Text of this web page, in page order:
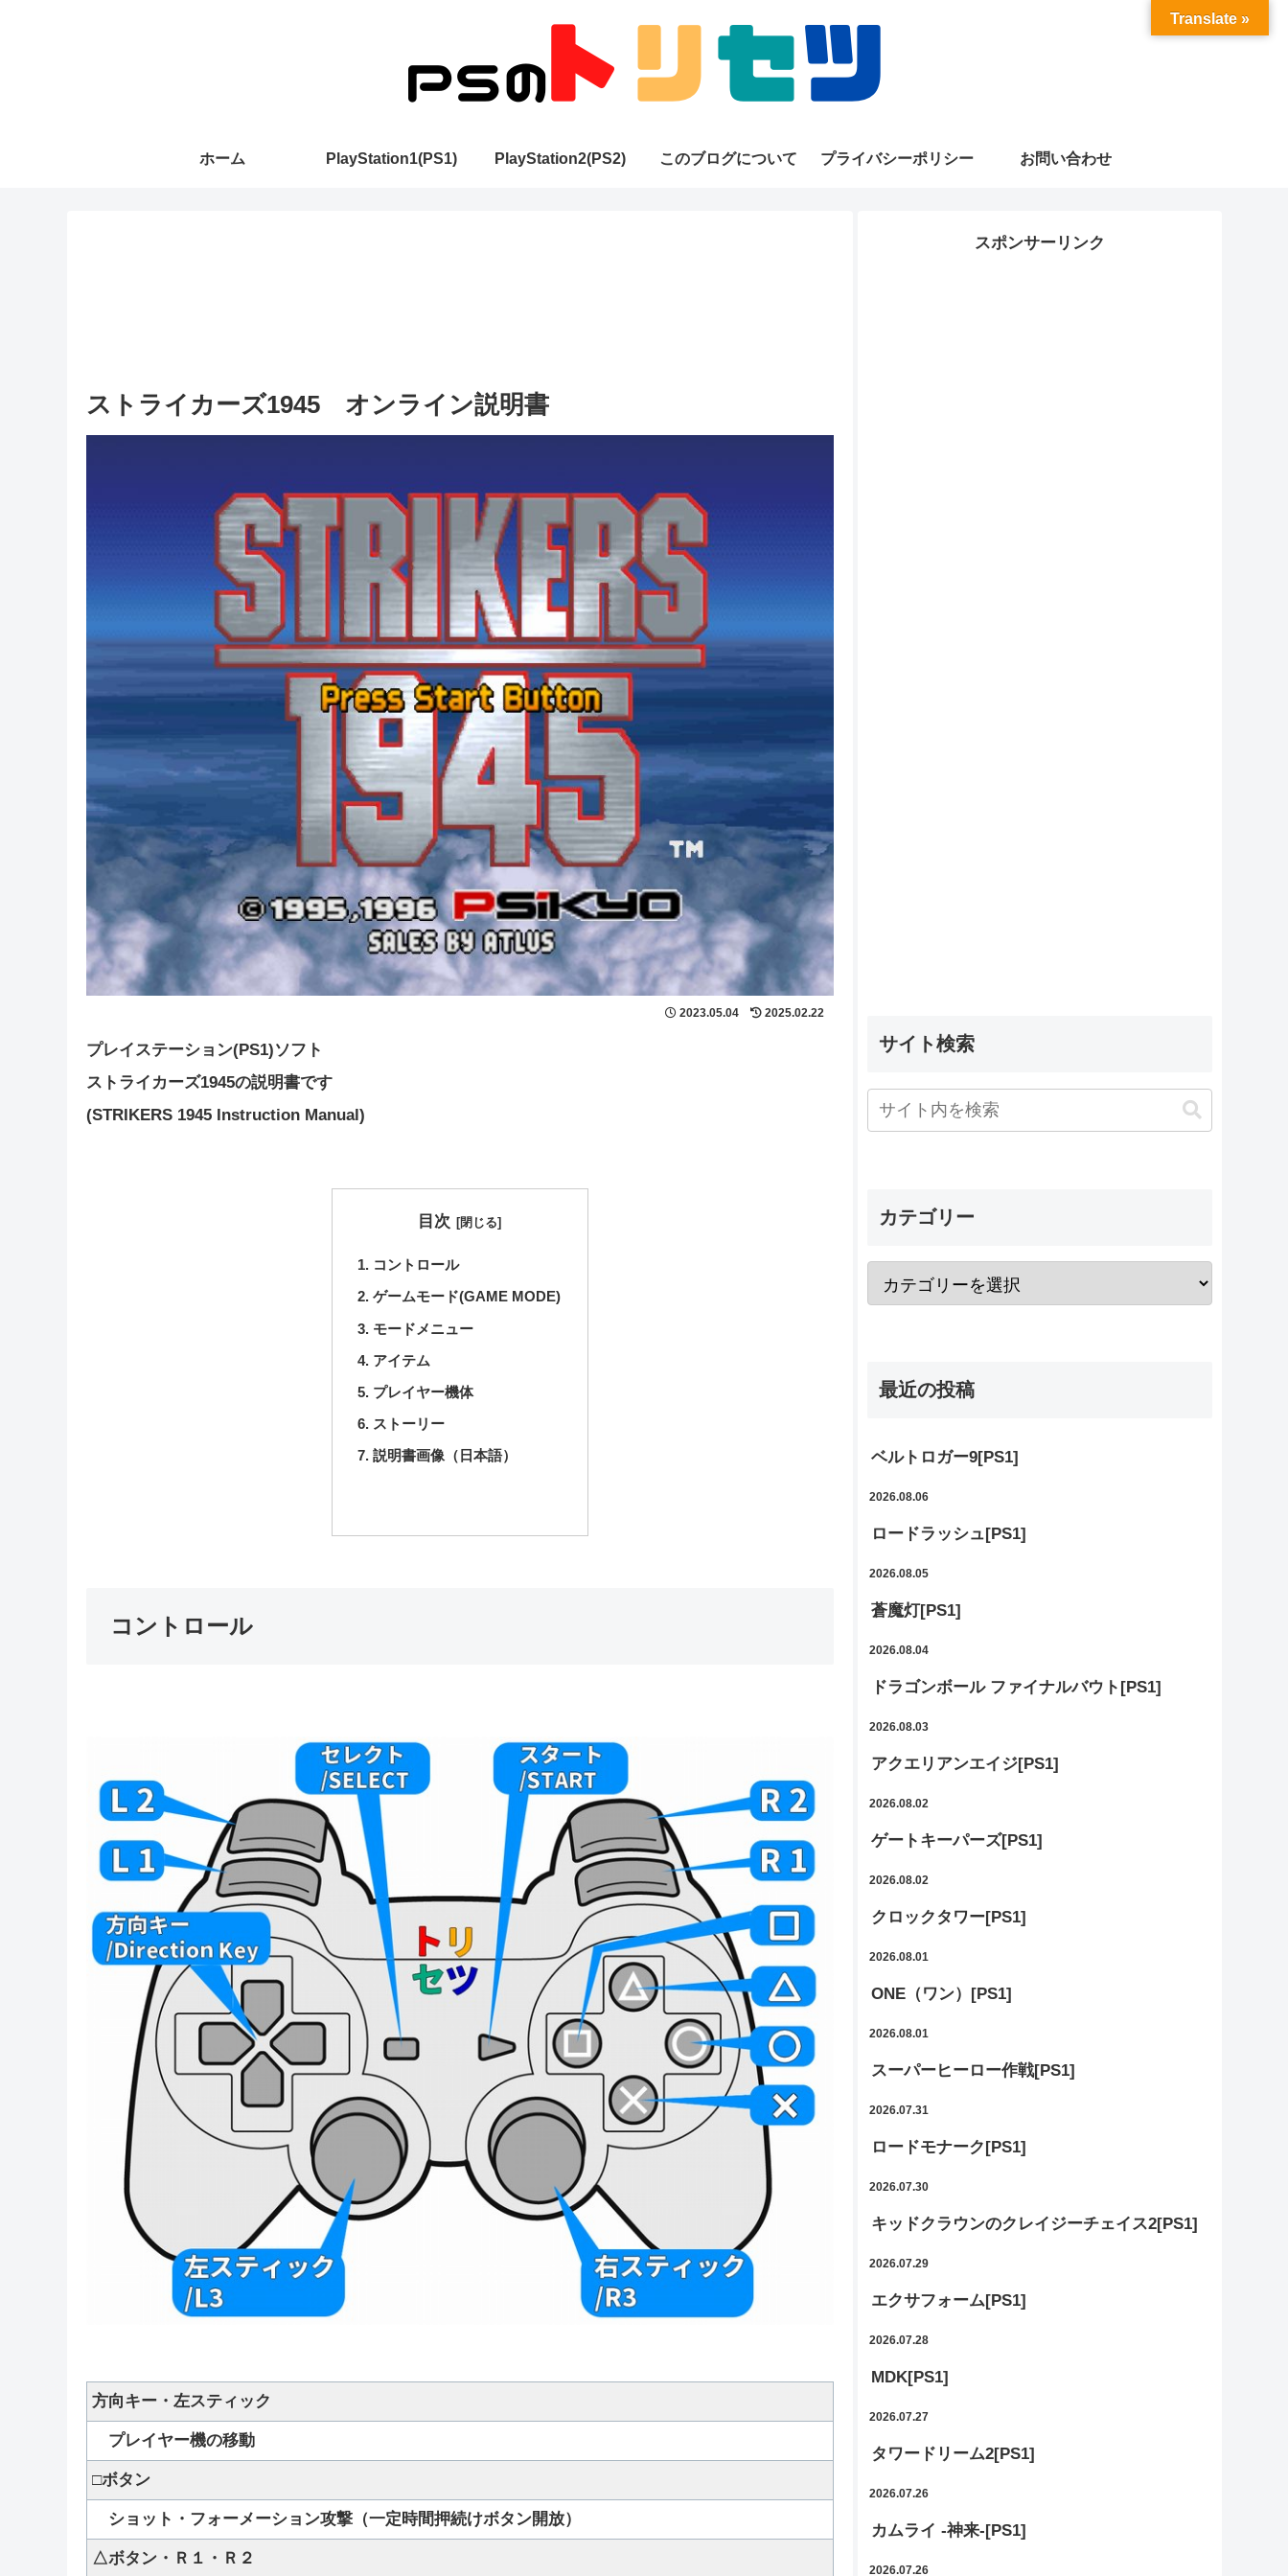
ホーム PlayStation1(PS1) PlayStation2(PS2) このブログについて プライバシーポリシー お問い合わせ
ストライカーズ1945 オンライン説明書
2023.05.04 2025.02.22
プレイステーション(PS1)ソフト
ストライカーズ1945の説明書です
(STRIKERS 1945 Instruction Manual)
目次
コントロール
ゲームモード(GAME MODE)
モードメニュー
アイテム
プレイヤー機体
ストーリー
説明書画像（日本語）
コントロール
方向キー・左スティック
プレイヤー機の移動
□ボタン
ショット・フォーメーション攻撃（一定時間押続けボタン開放）
△ボタン・Ｒ１・Ｒ２
スポンサーリンク
サイト検索
カテゴリー
最近の投稿
ベルトロガー9[PS1]
2026.08.06
ロードラッシュ[PS1]
2026.08.05
蒼魔灯[PS1]
2026.08.04
ドラゴンボール ファイナルバウト[PS1]
2026.08.03
アクエリアンエイジ[PS1]
2026.08.02
ゲートキーパーズ[PS1]
2026.08.02
クロックタワー[PS1]
2026.08.01
ONE（ワン）[PS1]
2026.08.01
スーパーヒーロー作戦[PS1]
2026.07.31
ロードモナーク[PS1]
2026.07.30
キッドクラウンのクレイジーチェイス2[PS1]
2026.07.29
エクサフォーム[PS1]
2026.07.28
MDK[PS1]
2026.07.27
タワードリーム2[PS1]
2026.07.26
カムライ -神来-[PS1]
2026.07.26
Translate »